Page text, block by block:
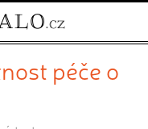
péče o